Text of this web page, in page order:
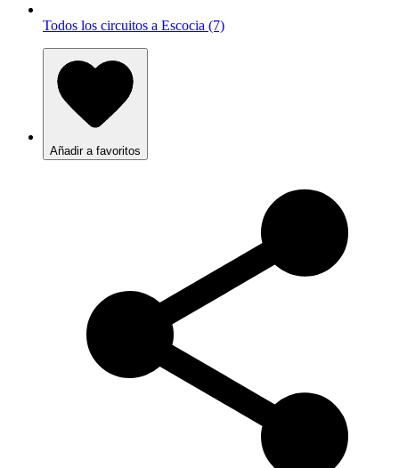
Todos los circuitos a Escocia (7)
Añadir a favoritos